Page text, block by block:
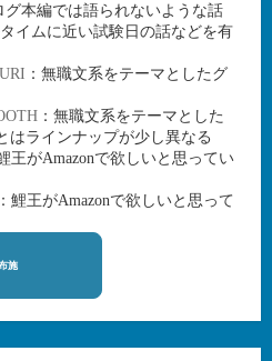
グ本編では語られないような話
イムに近い試験日の話などを有
：無職文系をテーマとしたグ
：無職文系をテーマとした
はラインナップが少し異なる
王がAmazonで欲しいと思ってい
：鯉王がAmazonで欲しいと思って